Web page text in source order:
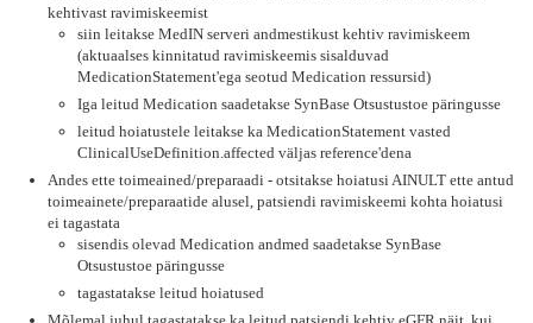
kehtivast ravimiskeemist
siin leitakse MedIN serveri andmestikust kehtiv ravimiskeem
(aktuaalses kinnitatud ravimiskeemis sisalduvad
MedicationStatement'ega seotud Medication ressursid)
Iga leitud Medication saadetakse SynBase Otsustustoe päringusse
leitud hoiatustele leitakse ka MedicationStatement vasted
ClinicalUseDefinition.affected väljas reference'dena
Andes ette toimeained/preparaadi - otsitakse hoiatusi AINULT ette antud
toimeainete/preparaatide alusel, patsiendi ravimiskeemi kohta hoiatusi
ei tagastata
sisendis olevad Medication andmed saadetakse SynBase
Otsustustoe päringusse
tagastatakse leitud hoiatused